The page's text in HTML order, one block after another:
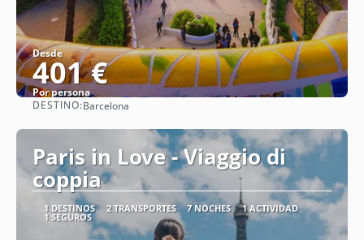
Desde
401 €
Por persona
DESTINO:Barcelona
Paris in Love - Viaggio di
coppia
1 DESTINOS 2 TRANSPORTES 7 NOCHES 1 ACTIVIDAD
1 SEGUROS